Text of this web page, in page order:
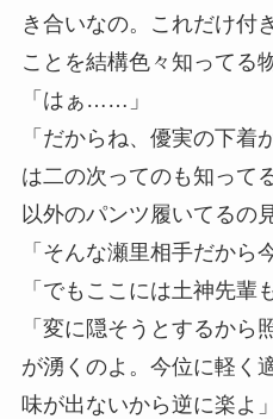
き合いなの。これだけ付
ことを結構色々知ってる
「はぁ……」
「だからね、優実の下着
は二の次ってのも知っ
以外のパンツ履いてるの
「そんな瀬里相手だから
「でもここには土神先
「変に隠そうとするから
が湧くのよ。今位に軽く
味が出ないから逆に楽よ」